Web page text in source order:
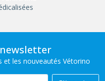
et les nouveautés Vétorino